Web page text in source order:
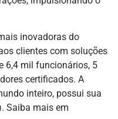
inovadoras do
clientes com soluções
6,4 mil funcionários, 5
certificados. A
inteiro, possui sua
Saiba mais em